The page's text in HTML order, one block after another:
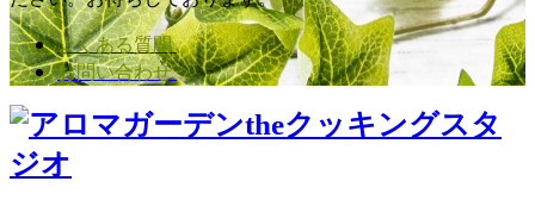
よくある質問
お問い合わせ